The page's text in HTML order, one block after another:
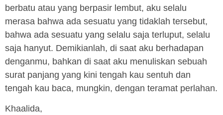
berbatu atau yang berpasir lembut, aku selalu
merasa bahwa ada sesuatu yang tidaklah tersebut,
bahwa ada sesuatu yang selalu saja terluput, selalu
saja hanyut. Demikianlah, di saat aku berhadapan
denganmu, bahkan di saat aku menuliskan sebuah
surat panjang yang kini tengah kau sentuh dan
tengah kau baca, mungkin, dengan teramat perlahan.
Khaalida,